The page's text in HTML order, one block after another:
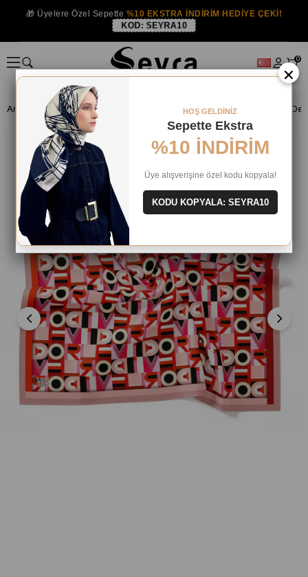
🎁 Üyelere Özel Sepette %10 EKSTRA İNDİRİM HEDİYE ÇEKİ!
KOD: SEYRA10
0
Anasayfa İPEK EŞARP Levidor İpek Eşarp Levidor Pembe Harf
×
HOŞ GELDİNİZ
Sepette Ekstra
%10 İNDİRİM
Üye alışverişine özel kodu kopyala!
KODU KOPYALA: SEYRA10